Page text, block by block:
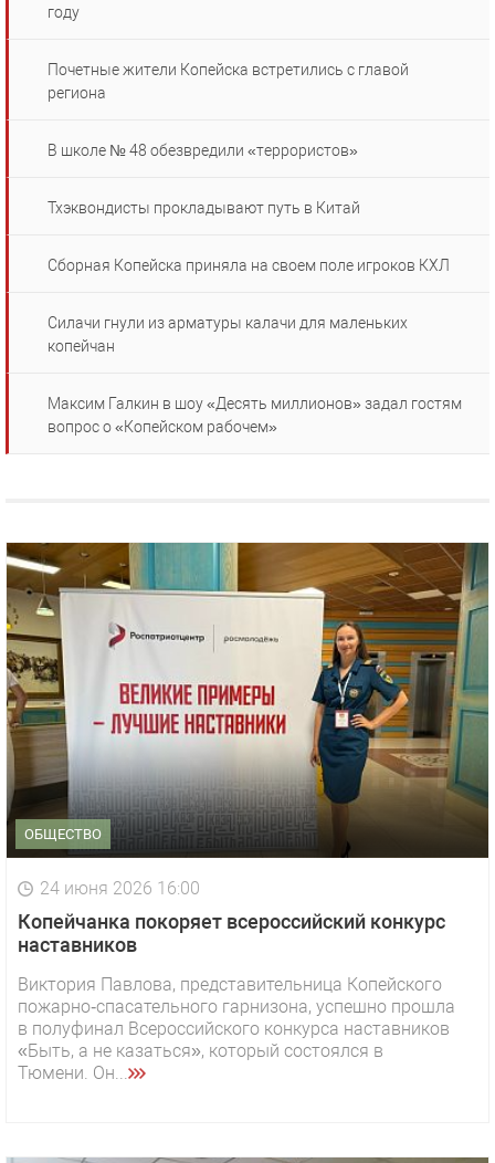
году
Почетные жители Копейска встретились с главой
региона
В школе № 48 обезвредили «террористов»
Тхэквондисты прокладывают путь в Китай
Сборная Копейска приняла на своем поле игроков КХЛ
Силачи гнули из арматуры калачи для маленьких
копейчан
Максим Галкин в шоу «Десять миллионов» задал гостям
вопрос о «Копейском рабочем»
ОБЩЕСТВО
24 июня 2026 16:00
Копейчанка покоряет всероссийский конкурс
наставников
Виктория Павлова, представительница Копейского
пожарно‑спасательного гарнизона, успешно прошла
в полуфинал Всероссийского конкурса наставников
«Быть, а не казаться», который состоялся в
Тюмени. Он...